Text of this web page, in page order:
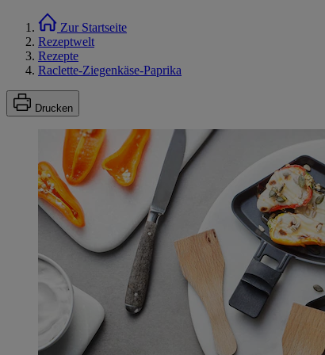
Zur Startseite
Rezeptwelt
Rezepte
Raclette-Ziegenkäse-Paprika
Drucken